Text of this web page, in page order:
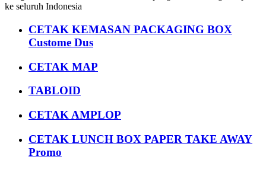
ke seluruh Indonesia
CETAK KEMASAN PACKAGING BOX
Custome Dus
CETAK MAP
TABLOID
CETAK AMPLOP
CETAK LUNCH BOX PAPER TAKE AWAY
Promo